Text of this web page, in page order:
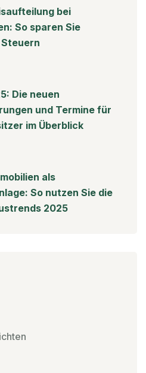
bei
So sparen Sie
Die neuen
und Termine für
im Überblick
als
So nutzen Sie die
2025